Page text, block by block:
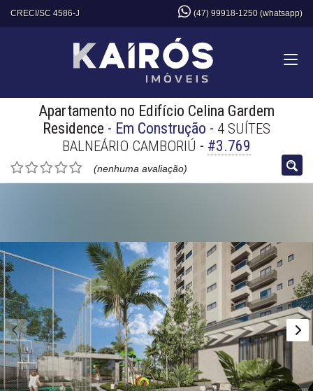
CRECI/SC 4586-J (47) 99918-1250 (whatsapp)
Apartamento no Edifício Celina Gardem
Residence - Em Construção - 4 SUÍTES
BALNEÁRIO CAMBORIÚ - #3.769
(nenhuma avaliação)